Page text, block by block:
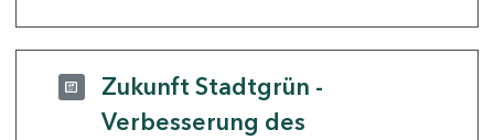
Zukunft Stadtgrün -
Verbesserung des